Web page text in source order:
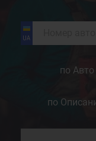
по Авто
по